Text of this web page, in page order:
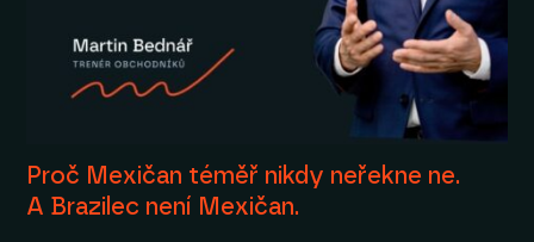
Proč Mexičan téměř nikdy neřekne ne.
A Brazilec není Mexičan.